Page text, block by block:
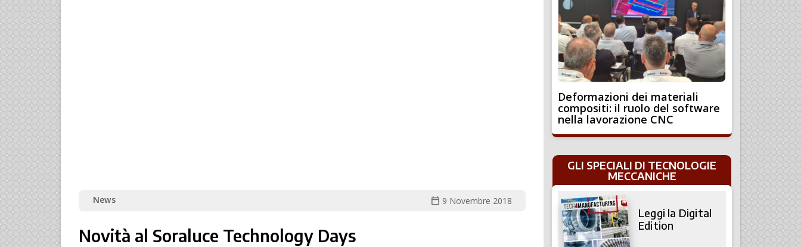
News calendar_today 9 Novembre 2018
Novità al Soraluce Technology Days
Deformazioni dei materiali
compositi: il ruolo del software
nella lavorazione CNC
GLI SPECIALI DI TECNOLOGIE
MECCANICHE
Leggi la Digital
Edition